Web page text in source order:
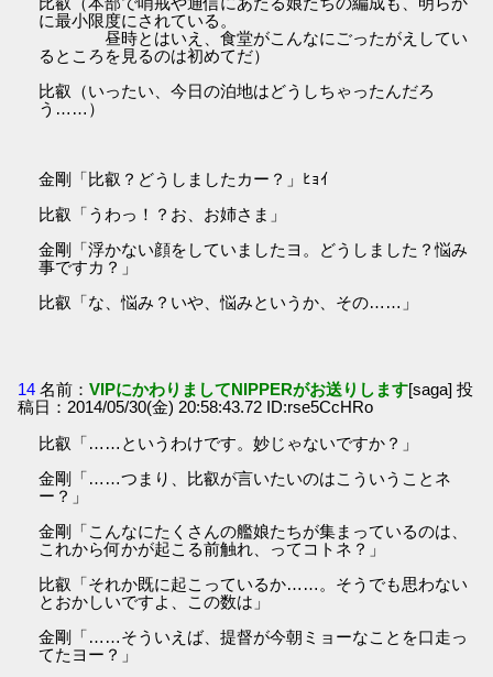
に最小限度にされている。
昼時とはいえ、食堂がこんなにごったがえしてい
るところを見るのは初めてだ）
比叡（いったい、今日の泊地はどうしちゃったんだろ
う……）
金剛「比叡？どうしましたカー？」ﾋｮｲ
比叡「うわっ！？お、お姉さま」
金剛「浮かない顔をしていましたヨ。どうしました？悩み
事ですカ？」
比叡「な、悩み？いや、悩みというか、その……」
14 名前：VIPにかわりましてNIPPERがお送りします[saga] 投
稿日：2014/05/30(金) 20:58:43.72 ID:rse5CcHRo
比叡「……というわけです。妙じゃないですか？」
金剛「……つまり、比叡が言いたいのはこういうことネ
ー？」
金剛「こんなにたくさんの艦娘たちが集まっているのは、
これから何かが起こる前触れ、ってコトネ？」
比叡「それか既に起こっているか……。そうでも思わない
とおかしいですよ、この数は」
金剛「……そういえば、提督が今朝ミョーなことを口走っ
てたヨー？」